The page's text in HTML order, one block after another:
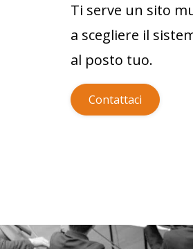
Ti serve un sito
a scegliere il
al posto tuo.
Contattaci